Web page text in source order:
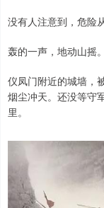
没有人注意到，危险
轰的一声，地动山摇。
仪凤门附近的城墙，
烟尘冲天。还没等守
里。